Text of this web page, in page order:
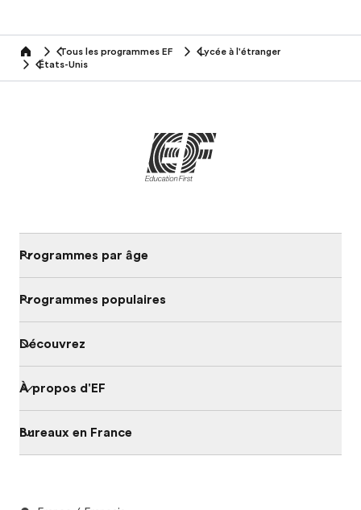
home Tous les programmes EF
Lycée à l'étranger
États-Unis
Programmes par âge
Programmes populaires
Découvrez
À propos d'EF
Bureaux en France